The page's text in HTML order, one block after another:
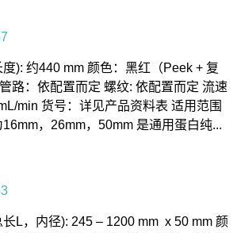
): 约440 mm 颜色：黑红（Peek + 复
路：依配置而定 螺纹: 依配置而定 流速
min 货号：详见产品资料表 适用范围
，26mm，50mm 是通用蛋白纯...
L，内径): 245 – 1200 mm x 50 mm 颜